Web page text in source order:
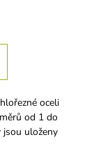
oceli
od 1 do
uloženy